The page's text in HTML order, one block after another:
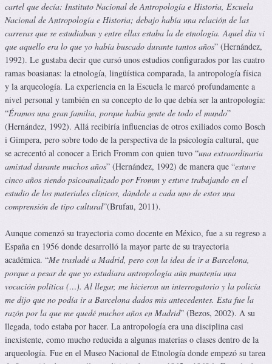
cartel que decía: Instituto Nacional de Antropología e Historia, Escuela
Nacional de Antropología e Historia; debajo había una relación de las
carreras que se estudiaban y entre ellas estaba la de etnología. Aquel día vi
que aquello era lo que yo había buscado durante tantos años” (Hernández,
1992). Le gustaba decir que cursó unos estudios configurados por las cuatro
ramas boasianas: la etnología, lingüística comparada, la antropología física
y la arqueología. La experiencia en la Escuela le marcó profundamente a
nivel personal y también en su concepto de lo que debía ser la antropología:
“Éramos una gran familia, porque había gente de todo el mundo”
(Hernández, 1992). Allá recibiría influencias de otros exiliados como Bosch
i Gimpera, pero sobre todo de la perspectiva de la psicología cultural, que
se acrecentó al conocer a Erich Fromm con quien tuvo “una extraordinaria
amistad durante muchos años” (Hernández, 1992) de manera que “estuve
cinco años siendo psicoanalizado por Fromm y estuve trabajando en el
estudio de los materiales clínicos, dándole a cada uno de estos una
comprensión de tipo cultural”(Brufau, 2011).
Aunque comenzó su trayectoria como docente en México, fue a su regreso a
España en 1956 donde desarrolló la mayor parte de su trayectoria
académica. “Me trasladé a Madrid, pero con la idea de ir a Barcelona, ​​
porque a pesar de que yo estudiara antropología aún mantenía una
vocación política (…). Al llegar, me hicieron un interrogatorio y la policía
me dijo que no podía ir a Barcelona dados mis antecedentes. Esta fue la
razón por la que me quedé muchos años en Madrid” (Bezos, 2002). A su
llegada, todo estaba por hacer. La antropología era una disciplina casi
inexistente, como mucho reducida a algunas materias o clases dentro de la
arqueología. Fue en el Museo Nacional de Etnología donde empezó su tarea